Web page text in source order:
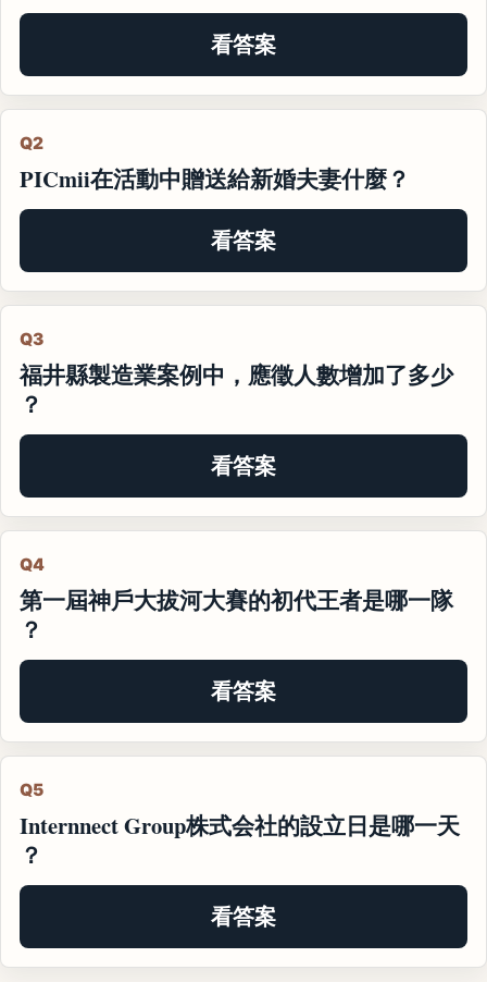
看答案
Q2
PICmii在活動中贈送給新婚夫妻什麼？
看答案
Q3
福井縣製造業案例中，應徵人數增加了多少
？
看答案
Q4
第一屆神戶大拔河大賽的初代王者是哪一隊
？
看答案
Q5
Internnect Group株式会社的設立日是哪一天
？
看答案